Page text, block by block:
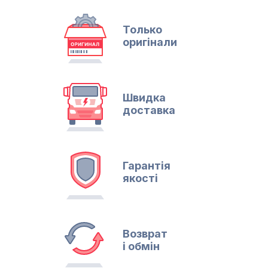
Только
оригінали
Швидка
доставка
Гарантія
якості
Возврат
і обмін